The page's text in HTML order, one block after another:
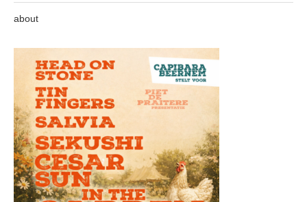
about